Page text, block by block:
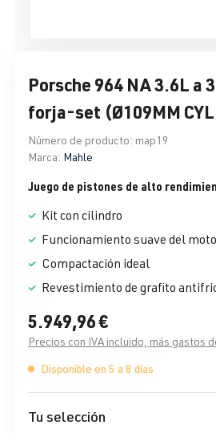
Porsche 964 NA 3.6L a
forja-set (Ø109MM
Número de producto: map19
Marca: Mahle
Juego de pistones de alto
Kit con cilindro
Funcionamiento suave del
Compactación ideal
Revestimiento de grafito
5.949,96 €
Precios con IVA incluido, más gastos
Disponible en 5 a 8 días
Tu selección